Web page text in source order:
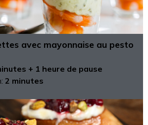
avec mayonnaise au pesto
+ 1 heure de pause
2 minutes